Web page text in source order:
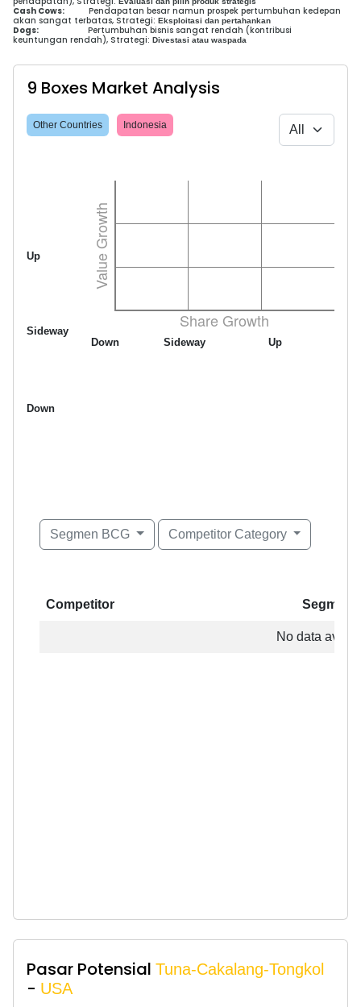
Cash Cows:
Pendapatan besar namun prospek pertumbuhan kedepan
akan sangat terbatas, Strategi: Eksploitasi dan pertahankan
Dogs:
Pertumbuhan bisnis sangat rendah (kontribusi
keuntungan rendah), Strategi: Divestasi atau waspada
9 Boxes Market Analysis
Other Countries Indonesia
Up
Sideway
Down
Up
Sideway
Down
Segmen BCG Competitor Category
Competitor
Segment
Segment
No data
Pasar Potensial Tuna-Cakalang-Tongkol
- USA